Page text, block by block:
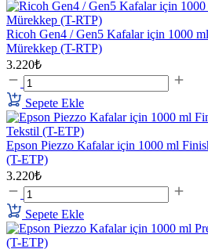
Ricoh Gen4 / Gen5 Kafalar için 1000
Mürekkep (T-RTP)
3.220₺
Sepete Ekle
Epson Piezzo Kafalar için 1000 ml
(T-ETP)
3.220₺
Sepete Ekle